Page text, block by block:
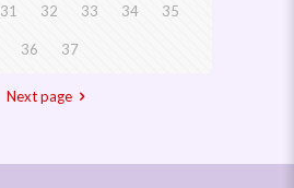
31 32 33 34 35
36 37
Next page